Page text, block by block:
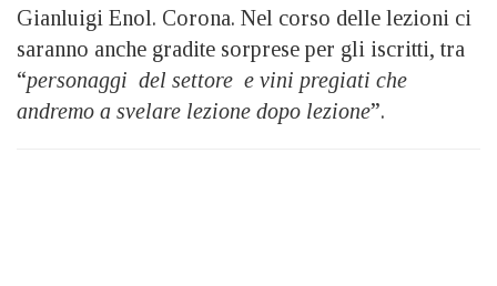
Gianluigi Enol. Corona. Nel corso delle lezioni ci
saranno anche gradite sorprese per gli iscritti, tra
“personaggi del settore e vini pregiati che
andremo a svelare lezione dopo lezione”.